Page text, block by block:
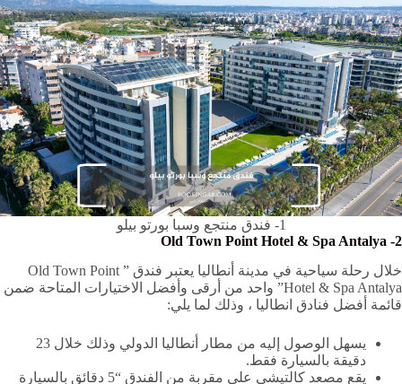
1- فندق منتجع وسبا بورتو بيلو
2-
Old Town Point Hotel & Spa Antalya
خلال رحلة سياحية في مدينة أنطاليا يعتبر فندق ” Old Town Point
Hotel & Spa Antalya” واحد من أرقى وأفضل الاختيارات المتاحة ضمن
قائمة أفضل فنادق انطاليا ، وذلك لما يلي:
يسهل الوصول إليه من مطار أنطاليا الدولي وذلك خلال 23
دقيقة بالسيارة فقط.
يقع مصعد كالتيشي على مقربة من الفندق “5 دقائق بالسيارة